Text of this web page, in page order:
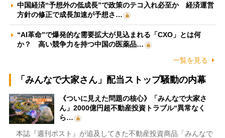
中国経済“予想外の低成長”で政策のテコ入れ必至か 経済運営
方針の修正で成長加速が予想さ…
“AI革命”で爆発的な需要拡大が見込まれる「CXO」とは何
か？ 高い競争力を持つ中国の医薬品…
一覧を見る
「みんなで大家さん」配当ストップ騒動の内幕
《ついに見えた問題の核心》「みんなで大家さ
ん」2000億円超不動産投資トラブル“異常なく
ら…
本誌『週刊ポスト』が追及してきた不動産投資商品「みんなで